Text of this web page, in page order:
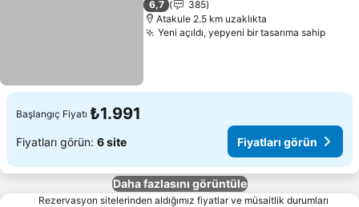
6,7
385
Atakule 2.5 km uzaklıkta
Yeni açıldı, yepyeni bir tasarıma sahip
Başlangıç Fiyatı ₺1.991
Fiyatları görün: 6 site Fiyatları görün
Daha fazlasını görüntüle
Rezervasyon sitelerinden aldığımız fiyatlar ve müsaitlik durumları